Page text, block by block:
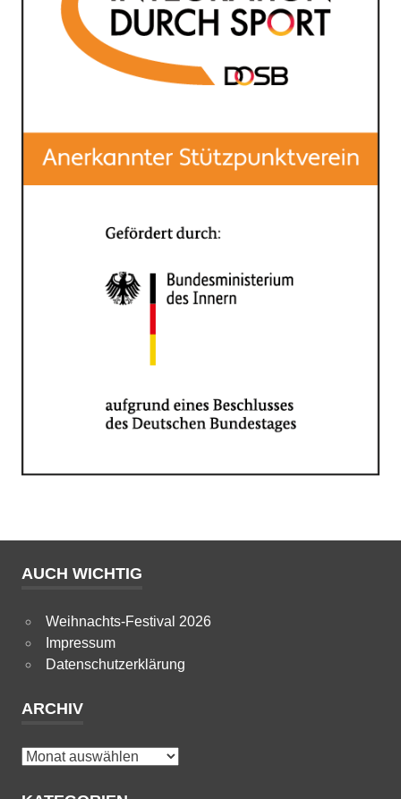
AUCH WICHTIG
Weihnachts-Festival 2026
Impressum
Datenschutzerklärung
ARCHIV
Archiv